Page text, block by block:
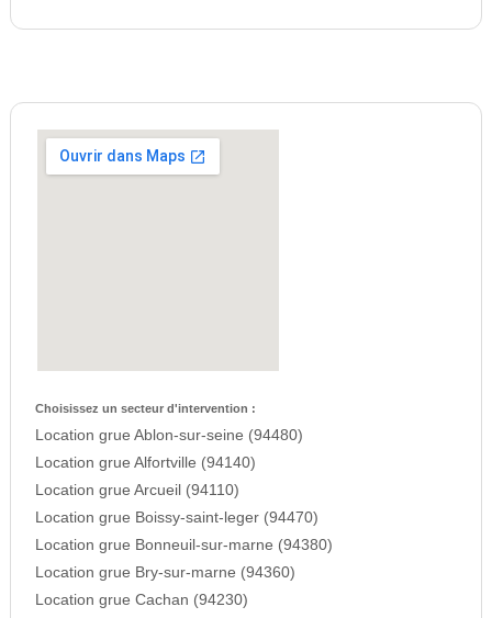
Choisissez un secteur d'intervention :
Location grue Ablon-sur-seine (94480)
Location grue Alfortville (94140)
Location grue Arcueil (94110)
Location grue Boissy-saint-leger (94470)
Location grue Bonneuil-sur-marne (94380)
Location grue Bry-sur-marne (94360)
Location grue Cachan (94230)